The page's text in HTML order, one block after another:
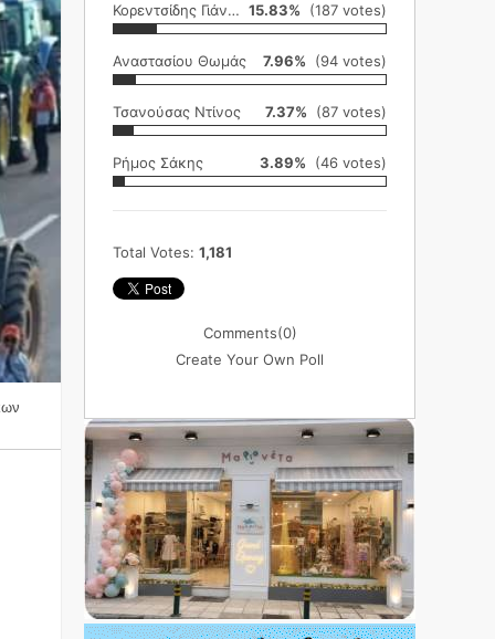
Κορεντσίδης Γιάννης 15.83% (187 votes)
Αναστασίου Θωμάς 7.96% (94 votes)
Τσανούσας Ντίνος 7.37% (87 votes)
Ρήμος Σάκης 3.89% (46 votes)
Total Votes: 1,181
Comments(0)
Create Your Own Poll